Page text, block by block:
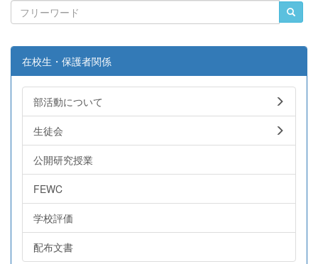
在校生・保護者関係
部活動について
生徒会
公開研究授業
FEWC
学校評価
配布文書